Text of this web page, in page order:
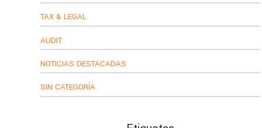
TAX & LEGAL
AUDIT
NOTICIAS DESTACADAS
SIN CATEGORÍA